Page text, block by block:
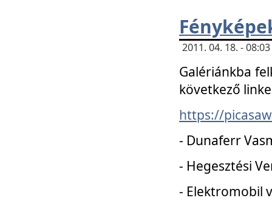
2011. 04. 18. -
Galériánkba
következő
https://
- Dunaferr
- Hegesztési
- Elektromobil